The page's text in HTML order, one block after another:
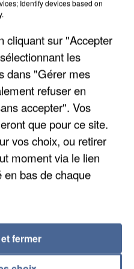
EMPORTÉE PAR UNE
SAVOIE
Identify devices based on
cliquant sur "Accepter
les
dans "Gérer mes
refuser en
accepter". Vos
que pour ce site.
vos choix, ou retirer
moment via le lien
bas de chaque
fermer